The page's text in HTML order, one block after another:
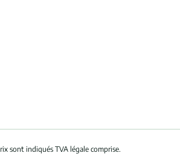
sont indiqués TVA légale comprise.